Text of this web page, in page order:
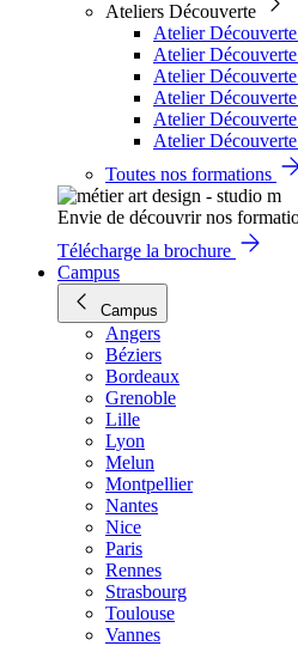
Ateliers Découverte
Atelier
Atelier
Atelier
Atelier
Atelier
Atelier
Toutes nos formations
Envie de découvrir nos
Télécharge la brochure
Campus
Campus
Angers
Béziers
Bordeaux
Grenoble
Lille
Lyon
Melun
Montpellier
Nantes
Nice
Paris
Rennes
Strasbourg
Toulouse
Vannes